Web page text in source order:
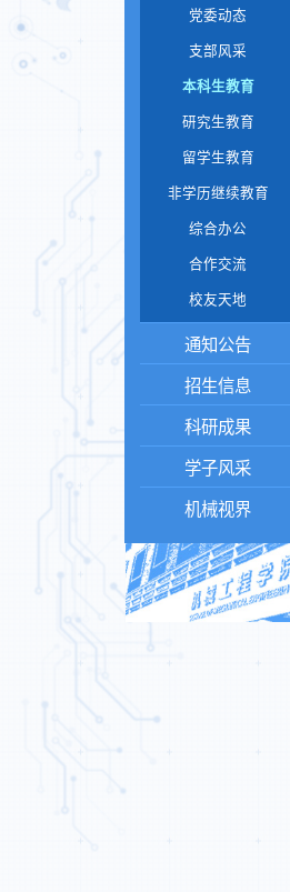
党委动态
支部风采
本科生教育
研究生教育
留学生教育
非学历继续教育
综合办公
合作交流
校友天地
通知公告
招生信息
科研成果
学子风采
机械视界